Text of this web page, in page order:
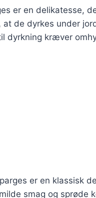
er en delikatesse,
de dyrkes under
dyrkning kræver
er en klassisk
smag og sprøde